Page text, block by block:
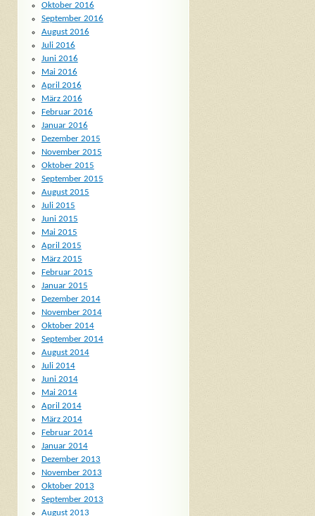
Oktober 2016
September 2016
August 2016
Juli 2016
Juni 2016
Mai 2016
April 2016
März 2016
Februar 2016
Januar 2016
Dezember 2015
November 2015
Oktober 2015
September 2015
August 2015
Juli 2015
Juni 2015
Mai 2015
April 2015
März 2015
Februar 2015
Januar 2015
Dezember 2014
November 2014
Oktober 2014
September 2014
August 2014
Juli 2014
Juni 2014
Mai 2014
April 2014
März 2014
Februar 2014
Januar 2014
Dezember 2013
November 2013
Oktober 2013
September 2013
August 2013